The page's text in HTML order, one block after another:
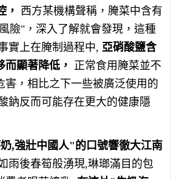
， 西方某機構聲稱，腌菜中含有
險"，深入了解就會發現，這種
實上在腌制過程中, 亞硝酸鹽含
而顯著降低， 正常食用腌菜並不
害，相比之下一些被廣泛使用的
鈉反而可能存在更大的健康隱
,強壯中國人"的口號響徹大江南
雨後春筍般湧現,琳瑯滿目的包